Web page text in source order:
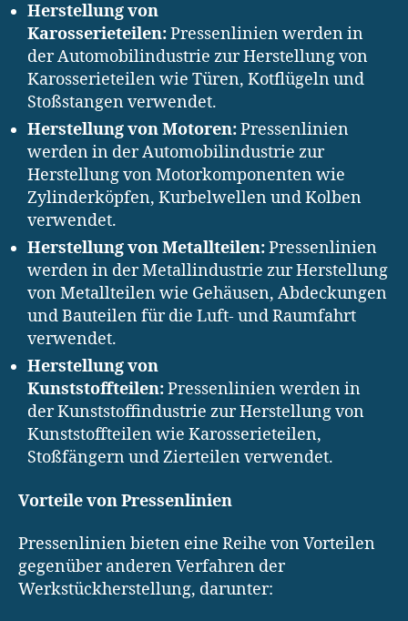
Herstellung von
Karosserieteilen:Pressenlinien werden in
der Automobilindustrie zur Herstellung von
Karosserieteilen wie Türen, Kotflügeln und
Stoßstangen verwendet.
Herstellung von Motoren:Pressenlinien
werden in der Automobilindustrie zur
Herstellung von Motorkomponenten wie
Zylinderköpfen, Kurbelwellen und Kolben
verwendet.
Herstellung von Metallteilen:Pressenlinien
werden in der Metallindustrie zur Herstellung
von Metallteilen wie Gehäusen, Abdeckungen
und Bauteilen für die Luft- und Raumfahrt
verwendet.
Herstellung von
Kunststoffteilen:Pressenlinien werden in
der Kunststoffindustrie zur Herstellung von
Kunststoffteilen wie Karosserieteilen,
Stoßfängern und Zierteilen verwendet.
Vorteile von Pressenlinien
Pressenlinien bieten eine Reihe von Vorteilen
gegenüber anderen Verfahren der
Werkstückherstellung, darunter: